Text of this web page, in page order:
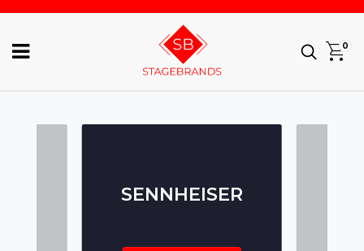
0
SENNHEISER